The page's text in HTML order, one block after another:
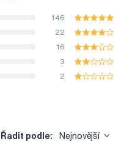
146
22
16
3
2
Řadit podle: Nejnovější